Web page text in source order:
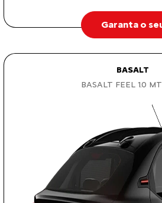
Garanta o
BASALT
BASALT FEEL 1.0